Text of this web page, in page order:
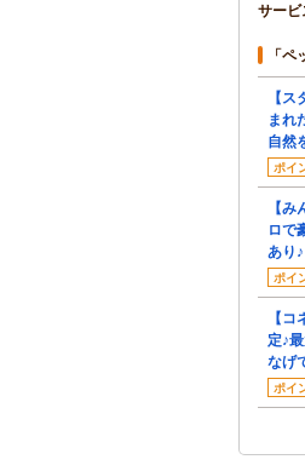
サービ
「
【
まれ
自然
ポイ
【
ロで
あり♪
ポイ
【
定♪
なげ
ポイ